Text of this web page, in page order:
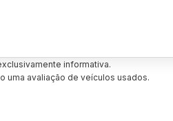
informativa.
uma avaliação de veículos usados.